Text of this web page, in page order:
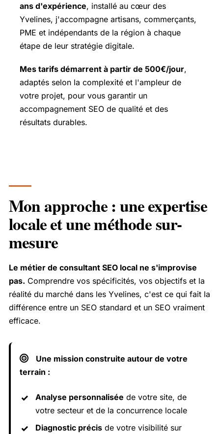
ans d'expérience, installé au cœur des
Yvelines, j'accompagne artisans, commerçants,
PME et indépendants de la région à chaque
étape de leur stratégie digitale.
Mes tarifs démarrent à partir de 500€/jour,
adaptés selon la complexité et l'ampleur de
votre projet, pour vous garantir un
accompagnement SEO de qualité et des
résultats durables.
Mon approche : une expertise
locale et une méthode sur-
mesure
Le métier de consultant SEO local ne s'improvise
pas. Comprendre vos spécificités, vos objectifs et la
réalité du marché dans les Yvelines, c'est ce qui fait la
différence entre un SEO standard et un SEO vraiment
efficace.
Une mission construite autour de votre
terrain :
Analyse personnalisée de votre site, de
votre secteur et de la concurrence locale
Diagnostic précis de votre visibilité sur